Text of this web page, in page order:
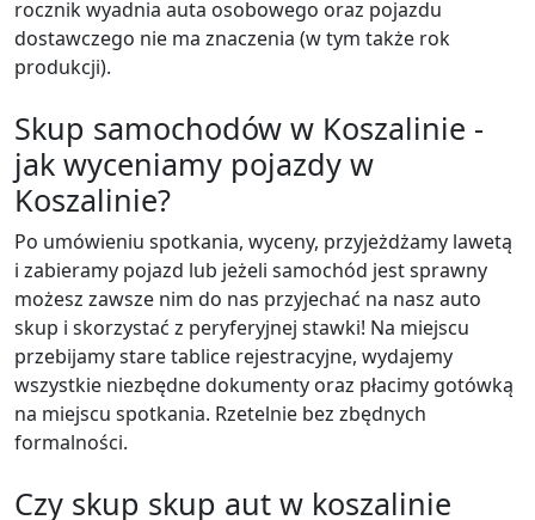
rocznik wyadnia auta osobowego oraz pojazdu
dostawczego nie ma znaczenia (w tym także rok
produkcji).
Skup samochodów w Koszalinie -
jak wyceniamy pojazdy w
Koszalinie?
Po umówieniu spotkania, wyceny, przyjeżdżamy lawetą
i zabieramy pojazd lub jeżeli samochód jest sprawny
możesz zawsze nim do nas przyjechać na nasz auto
skup i skorzystać z peryferyjnej stawki! Na miejscu
przebijamy stare tablice rejestracyjne, wydajemy
wszystkie niezbędne dokumenty oraz płacimy gotówką
na miejscu spotkania. Rzetelnie bez zbędnych
formalności.
Czy skup skup aut w koszalinie